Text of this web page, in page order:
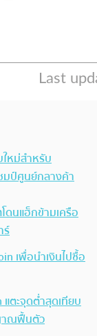
ใหม่สำหรับ
มป์ศูนย์กลางค้า
ดนแฮ็กข้ามเครือ
ร์
เพื่อนำเงินไปซื้อ
ตะจุดต่ำสุดเทียบ
าณฟื้นตัว